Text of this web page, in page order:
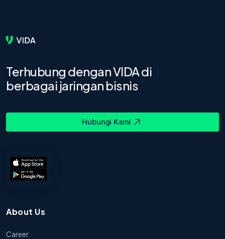
Terhubung dengan VIDA di
berbagai jaringan bisnis
Hubungi Kami
About Us
Career